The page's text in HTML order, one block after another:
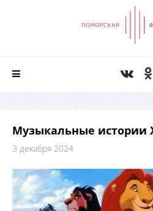
Музыкальные истории
3 декабря 2024